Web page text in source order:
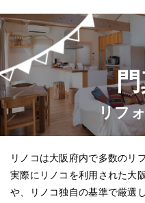
リフ
リノコは大阪府内で多数のリ
実際にリノコを利用された大
や、リノコ独自の基準で厳選